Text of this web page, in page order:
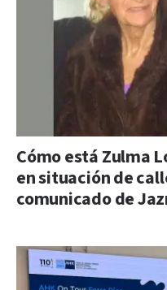
Cómo está Zulma
en situación de
comunicado de